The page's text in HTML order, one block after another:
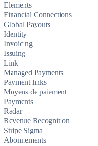
Elements
Financial Connections
Global Payouts
Identity
Invoicing
Issuing
Link
Managed Payments
Payment links
Moyens de paiement
Payments
Radar
Revenue Recognition
Stripe Sigma
Abonnements